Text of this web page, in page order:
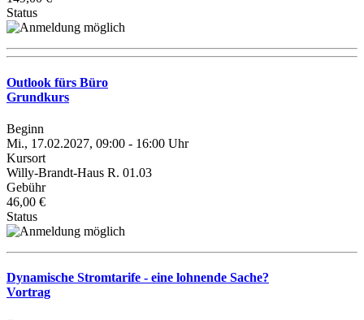
Status
Outlook fürs Büro
Grundkurs
Beginn
Mi., 17.02.2027, 09:00 - 16:00 Uhr
Kursort
Willy-Brandt-Haus R. 01.03
Gebühr
46,00 €
Status
Dynamische Stromtarife - eine lohnende Sache?
Vortrag